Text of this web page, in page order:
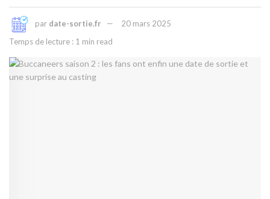
par date-sortie.fr
20 mars 2025
Temps de lecture : 1 min read